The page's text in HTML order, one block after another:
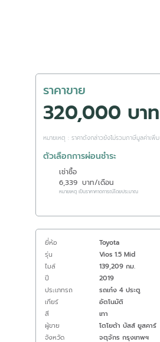
ราคาขาย
320,000 บาท
หมายเหตุ : ราคาดังกล่าวยังไม่รวมภาษีมูลค่าเพิ่ม
ตัวเลือกการผ่อนชำระ
เช่าซื้อ
6,339 บาท/เดือน
หมายเหตุ เป็นราคาคาดการณ์โดยประมาณ
ยี่ห้อ
Toyota
รุ่น
Vios 1.5 Mid
ไมล์
139,209 กม.
ปี
2019
ประเภทรถ
รถเก๋ง 4 ประตู
เกียร์
อัตโนมัติ
สี
เทา
ผู้ขาย
โตโยต้า บัสส์ ยูสคาร์
จังหวัด
จตุจักร กรุงเทพฯ